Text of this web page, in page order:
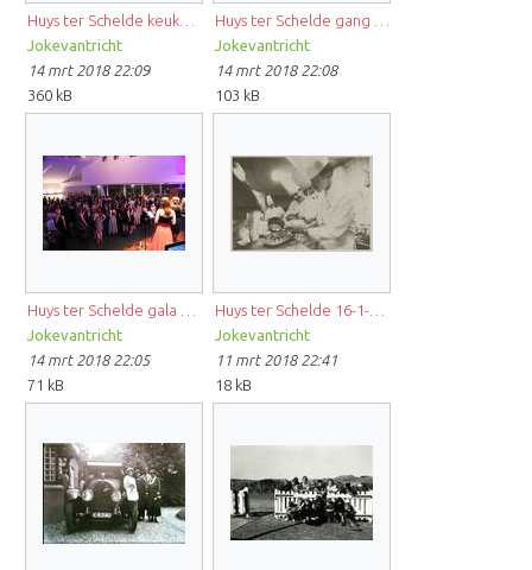
Jokevantricht
14 mrt 2018 22:09
360 kB
Jokevantricht
14 mrt 2018 22:08
103 kB
Jokevantricht
14 mrt 2018 22:05
71 kB
Jokevantricht
11 mrt 2018 22:41
18 kB